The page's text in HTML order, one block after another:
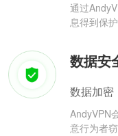
通过
息得到保护
数据安
数据加密
AndyVPN
意行为者窃